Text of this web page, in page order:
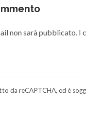
non sarà pubblicato. I
da reCAPTCHA, ed è